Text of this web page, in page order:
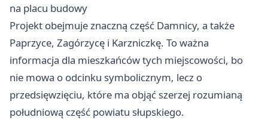
na placu budowy
Projekt obejmuje znaczną część Damnicy, a także
Paprzyce, Zagórzycę i Karzniczkę. To ważna
informacja dla mieszkańców tych miejscowości, bo
nie mowa o odcinku symbolicznym, lecz o
przedsięwzięciu, które ma objąć szerzej rozumianą
południową część powiatu słupskiego.